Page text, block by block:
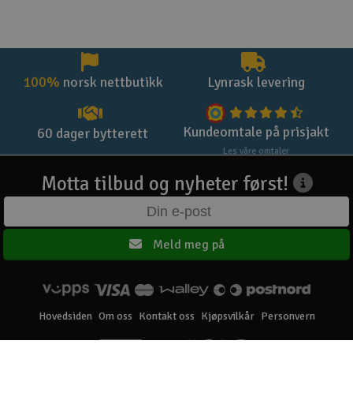
100% norsk nettbutikk Lynrask levering
60 dager bytterett Kundeomtale på prisjakt
Les våre omtaler
Motta tilbud og nyheter først!
Meld meg på
Hovedsiden Om oss Kontakt oss Kjøpsvilkår Personvern